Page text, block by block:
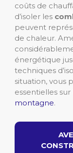
coûts de
d’isoler les
peuvent
de chaleur.
énergétique
techniques
situation, vous
essentielles sur
montagne.